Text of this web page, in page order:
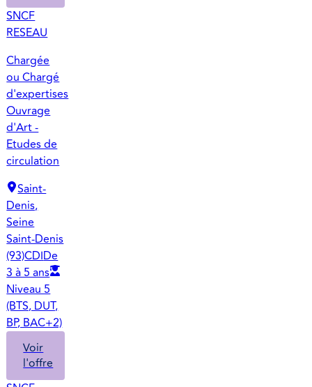
SNCF
RESEAU
Chargée
ou Chargé
d'expertises
Ouvrage
d'Art -
Etudes de
circulation
Saint-
Denis,
Seine
Saint-Denis
(93)CDIDe
3 à 5 ans
Niveau 5
(BTS, DUT,
BP, BAC+2)
Voir
l'offre